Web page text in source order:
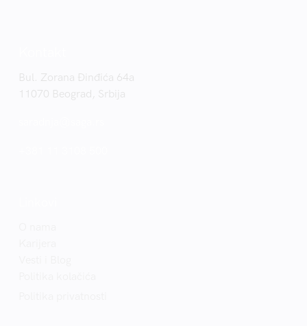
Bul. Zorana Đinđića 64a
11070 Beograd, Srbija